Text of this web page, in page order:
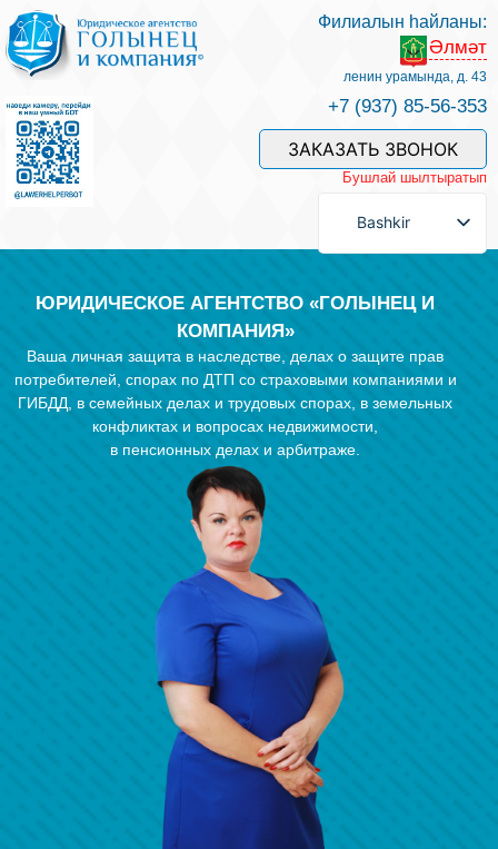
Беҙҙең белгестәр һәм хеҙмәттәр
Хеҙмәт хаҡын түләү
Һорау биреү
Баһалама
Файҙалы мәҡәләләр
Видео тураһында беҙ
Филиалын һайланы:
Әлмәт
ленин урамында, д. 43
+7 (937) 85-56-353
ЗАКАЗАТЬ ЗВОНОК
Бушлай шылтыратып
Bashkir
ЮРИДИЧЕСКОЕ АГЕНТСТВО «ГОЛЫНЕЦ И
КОМПАНИЯ»
Ваша личная защита в наследстве, делах о защите прав
потребителей, спорах по ДТП со страховыми компаниями и
ГИБДД, в семейных делах и трудовых спорах, в земельных
конфликтах и вопросах недвижимости,
в пенсионных делах и арбитраже.